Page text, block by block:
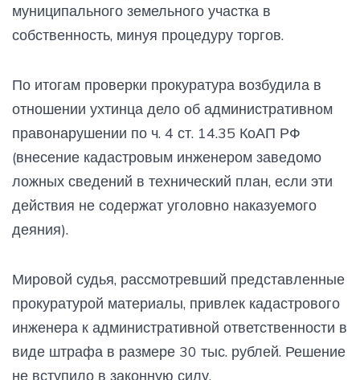
муниципального земельного участка в
собственность, минуя процедуру торгов.
По итогам проверки прокуратура возбудила в
отношении ухтинца дело об административном
правонарушении по ч. 4 ст. 14.35 КоАП РФ
(внесение кадастровым инженером заведомо
ложных сведений в технический план, если эти
действия не содержат уголовно наказуемого
деяния).
Мировой судья, рассмотревший представленные
прокуратурой материалы, привлек кадастрового
инженера к административной ответственности в
виде штрафа в размере 30 тыс. рублей. Решение
не вступило в законную силу.